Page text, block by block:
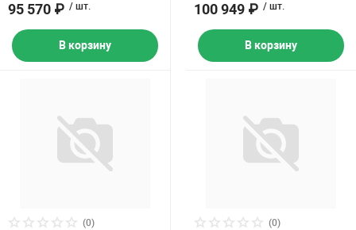
95 570 ₽ / шт.
В корзину
100 949 ₽ / шт.
В корзину
(0) (0)